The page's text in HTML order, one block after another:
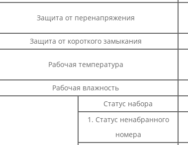
Защита от перенапряжения
Защита от короткого замыкания
Рабочая температура
Рабочая влажность
Статус набора
1. Статус ненабранного
номера